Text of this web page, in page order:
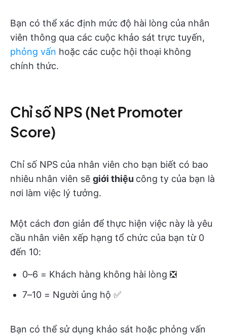
Bạn có thể xác định mức độ hài lòng của nhân
viên thông qua các cuộc khảo sát trực tuyến,
phỏng vấn hoặc các cuộc hội thoại không
chính thức.
Chỉ số NPS (Net Promoter
Score)
Chỉ số NPS của nhân viên cho bạn biết có bao
nhiêu nhân viên sẽ giới thiệu công ty của bạn là
nơi làm việc lý tưởng.
Một cách đơn giản để thực hiện việc này là yêu
cầu nhân viên xếp hạng tổ chức của bạn từ 0
đến 10:
0–6 = Khách hàng không hài lòng ❎
7–10 = Người ủng hộ ✅
Bạn có thể sử dụng khảo sát hoặc phỏng vấn